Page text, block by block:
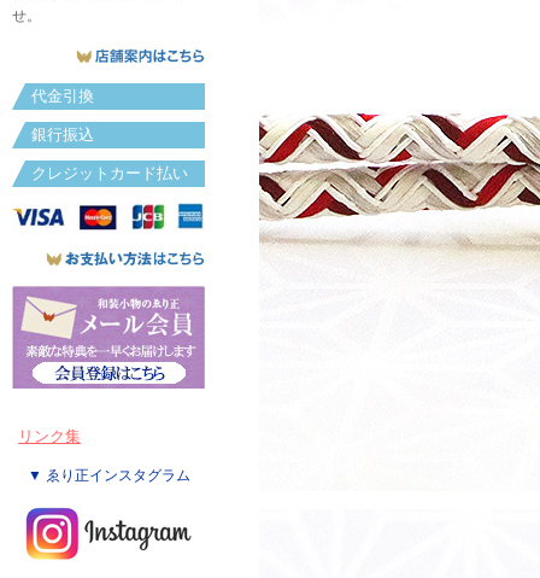
せ。
代金引換
銀行振込
クレジットカード払い
リンク集
▼ ゑり正インスタグラム